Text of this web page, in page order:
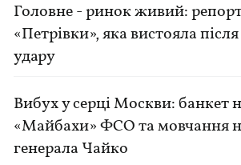
Головне - ринок живий:
«Петрівки», яка вистояла
удару
Вибух у серці Москви: банкет
«Майбахи» ФСО та мовчання
генерала Чайко